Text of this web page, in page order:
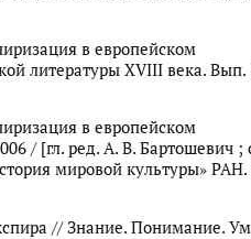
в европейском
литературы XVIII века. Вып.
в европейском
/ [гл. ред. А. В. Бартошевич ;
мировой культуры»
// Знание. Понимание.